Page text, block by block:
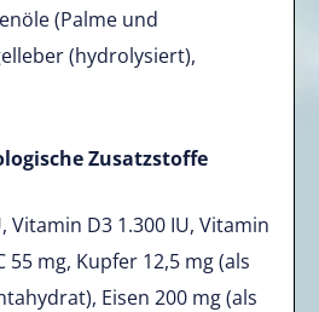
(Palme und
(hydrolysiert),
Zusatzstoffe
Vitamin D3 1.300 IU, Vitamin
55 mg, Kupfer 12,5 mg (als
Eisen 200 mg (als